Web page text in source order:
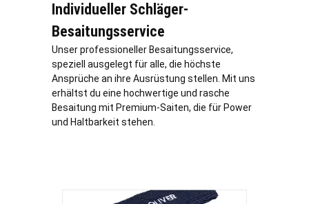
Individueller Schläger-
Besaitungsservice
Unser professioneller Besaitungsservice,
speziell ausgelegt für alle, die höchste
Ansprüche an ihre Ausrüstung stellen. Mit uns
erhältst du eine hochwertige und rasche
Besaitung mit Premium-Saiten, die für Power
und Haltbarkeit stehen.